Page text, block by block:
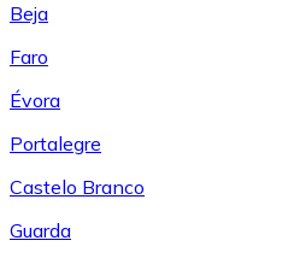
Beja
Faro
Évora
Portalegre
Castelo Branco
Guarda